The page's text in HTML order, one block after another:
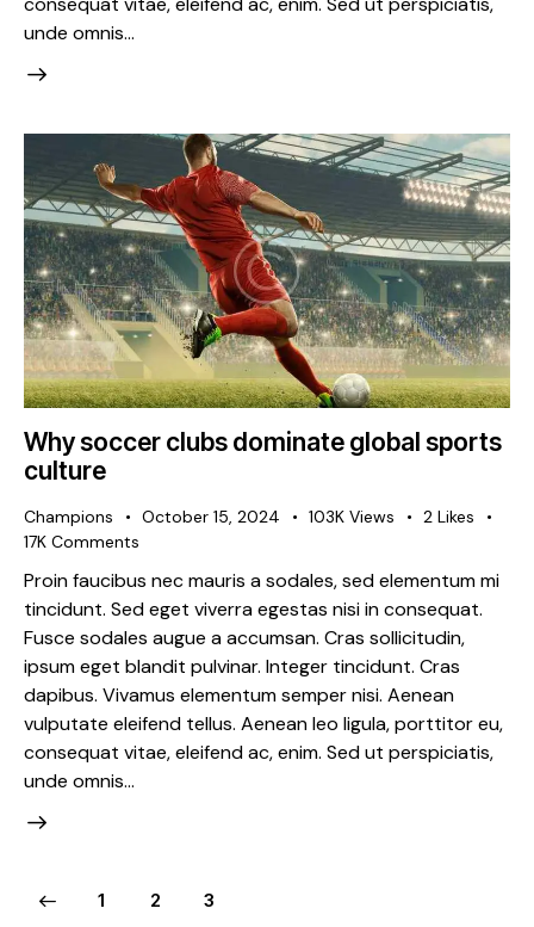
unde omnis…
Why soccer clubs dominate global sports
culture
Champions October 15, 2024 103K Views 2 Likes
17K Comments
Proin faucibus nec mauris a sodales, sed elementum mi
tincidunt. Sed eget viverra egestas nisi in consequat.
Fusce sodales augue a accumsan. Cras sollicitudin,
ipsum eget blandit pulvinar. Integer tincidunt. Cras
dapibus. Vivamus elementum semper nisi. Aenean
vulputate eleifend tellus. Aenean leo ligula, porttitor eu,
consequat vitae, eleifend ac, enim. Sed ut perspiciatis,
unde omnis…
Posts
Page
1 Page
2 Page
3